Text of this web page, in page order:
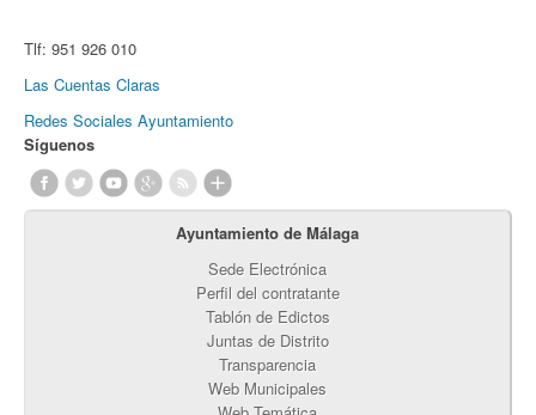
Tlf: 951 926 010
Las Cuentas Claras
Redes Sociales Ayuntamiento
Síguenos
Ayuntamiento de Málaga
Sede Electrónica
Perfil del contratante
Tablón de Edictos
Juntas de Distrito
Transparencia
Web Municipales